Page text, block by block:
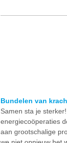
Bundelen van
Samen sta je
energiecoöperaties
aan grootschalige